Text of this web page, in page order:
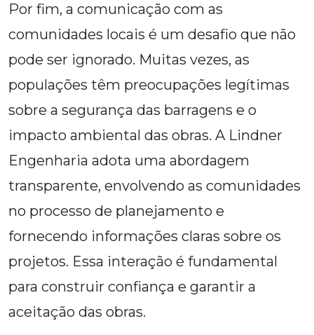
Por fim, a comunicação com as
comunidades locais é um desafio que não
pode ser ignorado. Muitas vezes, as
populações têm preocupações legítimas
sobre a segurança das barragens e o
impacto ambiental das obras. A Lindner
Engenharia adota uma abordagem
transparente, envolvendo as comunidades
no processo de planejamento e
fornecendo informações claras sobre os
projetos. Essa interação é fundamental
para construir confiança e garantir a
aceitação das obras.